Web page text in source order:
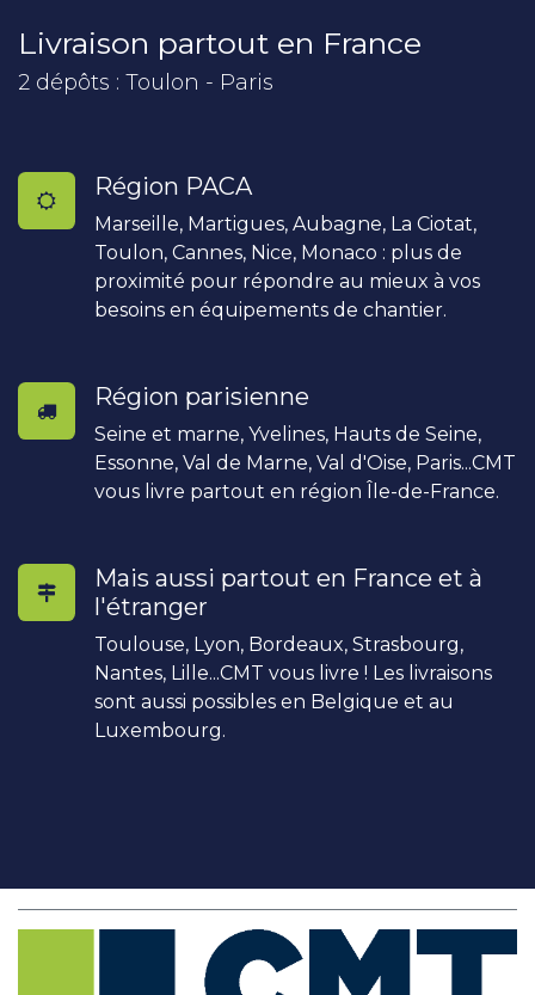
Livraison partout en France
2 dépôts : Toulon - Paris
Région PACA
Marseille, Martigues, Aubagne, La Ciotat,
Toulon, Cannes, Nice, Monaco : plus de
proximité pour répondre au mieux à vos
besoins en équipements de chantier.
Région parisienne
Seine et marne, Yvelines, Hauts de Seine,
Essonne, Val de Marne, Val d'Oise, Paris...CMT
vous livre partout en région Île-de-France.
Mais aussi partout en France et à
l'étranger
Toulouse, Lyon, Bordeaux, Strasbourg,
Nantes, Lille...CMT vous livre ! Les livraisons
sont aussi possibles en Belgique et au
Luxembourg.